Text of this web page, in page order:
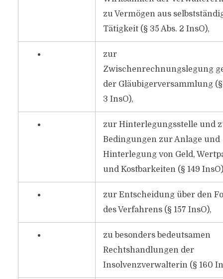
zu Vermögen aus
Tätigkeit (§ 35 Abs. 2 InsO),
zur
Zwischenrechnungslegung
der Gläubigerversammlung (§
3 InsO),
zur Hinterlegungsstelle und
Bedingungen zur Anlage und
Hinterlegung von Geld,
und Kostbarkeiten (§ 149
zur Entscheidung über den
des Verfahrens (§ 157 InsO),
zu besonders bedeutsamen
Rechtshandlungen der
Insolvenzverwalterin (§ 160